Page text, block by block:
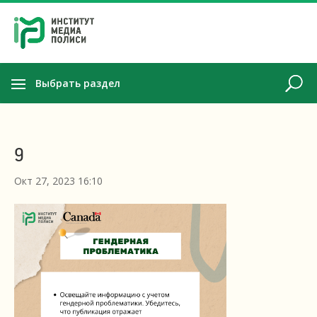
Выбрать раздел
9
Окт 27, 2023 16:10